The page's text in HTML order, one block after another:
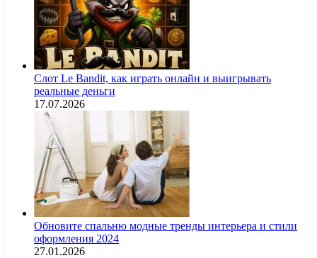
Слот Le Bandit, как играть онлайн и выигрывать
реальные деньги
17.07.2026
Обновите спальню модные тренды интерьера и стили
оформления 2024
27.01.2026